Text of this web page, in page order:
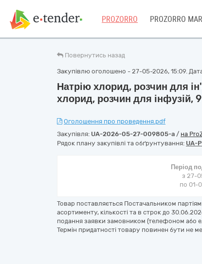
PROZORRO PROZORRO
Повернутись назад
Закупівлю оголошено - 27-05-2026, 15:09.
Натрію хлорид, розчин для
хлорид, розчин для інфузій,
Оголошення про проведення.pdf
Закупівля: UA-2026-05-27-009805-a / на
Рядок плану закупівлі та обґрунтування: UA-
Період
з 27-
по 01-
Товар поставляється Постачальником
асортименту, кількості та в строк до
подання заявки замовником (телефоном або
Термін придатності товару повинен бути не